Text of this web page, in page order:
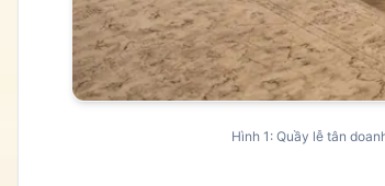
Hình 1: Quầy lễ tân